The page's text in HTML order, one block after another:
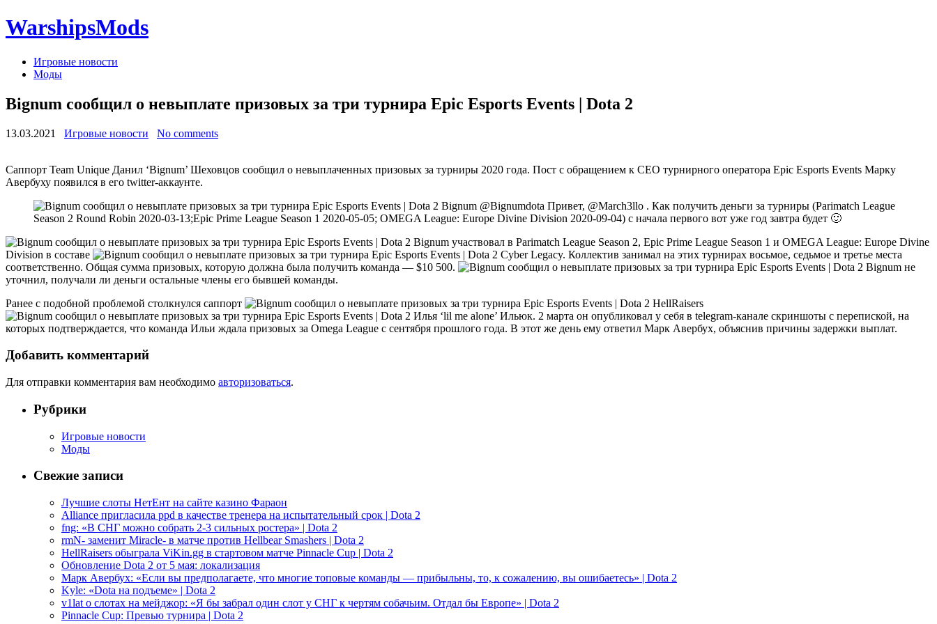
WarshipsMods
Игровые новости
Моды
Bignum сообщил о невыплате призовых за три турнира Epic Esports Events | Dota 2
13.03.2021 Игровые новости No comments
Саппорт Team Unique Данил ‘Bignum’ Шеховцов сообщил о невыплаченных призовых за турниры 2020 года. Пост с обращением к CEO турнирного оператора Epic Esports Events Марку
Авербуху появился в его twitter-аккаунте.
Bignum @Bignumdota Привет, @March3llo . Как получить деньги за турниры (Parimatch League
Season 2 Round Robin 2020-03-13;Epic Prime League Season 1 2020-05-05; OMEGA League: Europe Divine Division 2020-09-04) с начала первого вот уже год завтра будет 🙂
Bignum участвовал в Parimatch League Season 2, Epic Prime League Season 1 и OMEGA League: Europe Divine
Division в составе
Cyber Legacy. Коллектив занимал на этих турнирах восьмое, седьмое и третье места
соответственно. Общая сумма призовых, которую должна была получить команда — $10 500.
Bignum не
уточнил, получали ли деньги остальные члены его бывшей команды.
Ранее с подобной проблемой столкнулся саппорт
HellRaisers
Илья ‘lil me alone’ Ильюк. 2 марта он опубликовал у себя в telegram-канале скриншоты с перепиской, на
которых подтверждается, что команда Ильи ждала призовых за Omega League с сентября прошлого года. В этот же день ему ответил Марк Авербух, объяснив причины задержки выплат.
Добавить комментарий
Для отправки комментария вам необходимо авторизоваться.
Рубрики
Игровые новости
Моды
Свежие записи
Лучшие слоты НетЕнт на сайте казино Фараон
Alliance пригласила ppd в качестве тренера на испытательный срок | Dota 2
fng: «В СНГ можно собрать 2-3 сильных ростера» | Dota 2
rmN- заменит Miracle- в матче против Hellbear Smashers | Dota 2
HellRaisers обыграла ViKin.gg в стартовом матче Pinnacle Cup | Dota 2
Обновление Dota 2 от 5 мая: локализация
Марк Авербух: «Если вы предполагаете, что многие топовые команды — прибыльны, то, к сожалению, вы ошибаетесь» | Dota 2
Kyle: «Dota на подъеме» | Dota 2
v1lat о слотах на мейджор: «Я бы забрал один слот у СНГ к чертям собачьим. Отдал бы Европе» | Dota 2
Pinnacle Cup: Превью турнира | Dota 2